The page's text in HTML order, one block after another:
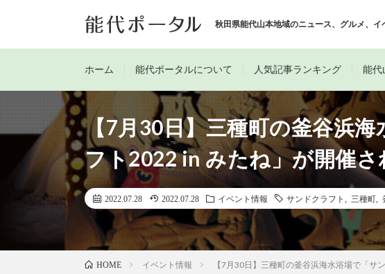
秋田県能代山本地域のニュース、グルメ、イ
ホーム 能代ポータルについて 人気記事ランキング 能代
【7月30日】三種町の釜谷浜
フト2022 in みたね」が開催さ
2022.07.28 2022.07.28 イベント情報 サンドクラフト 三種町
HOME イベント情報 【7月30日】三種町の釜谷浜海水浴場で「サ